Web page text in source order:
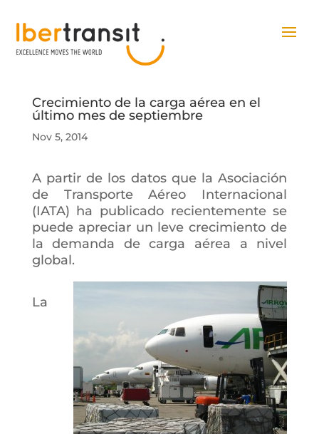
Crecimiento de la carga aérea en el
último mes de septiembre
Nov 5, 2014
A partir de los datos que la Asociación
de Transporte Aéreo Internacional
(IATA) ha publicado recientemente se
puede apreciar un leve crecimiento de
la demanda de carga aérea a nivel
global.
La